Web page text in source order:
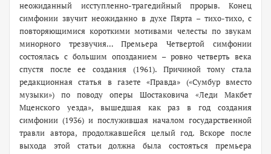
неожиданный исступленно-трагедийный прорыв. Конец
симфонии звучит неожиданно в духе Пярта – тихо-тихо, с
повторяющимися короткими мотивами челесты по звукам
минорного трезвучия… Премьера Четвертой симфонии
состоялась с большим опозданием – ровно четверть века
спустя после ее создания (1961). Причиной тому стала
редакционная статья в газете «Правда» («Сумбур вместо
музыки») по поводу оперы Шостаковича «Леди Макбет
Мценского уезда», вышедшая как раз в год создания
симфонии (1936) и послужившая началом государственной
травли автора, продолжавшейся целый год. Вскоре после
выхода этой статьи должна была состояться премьера